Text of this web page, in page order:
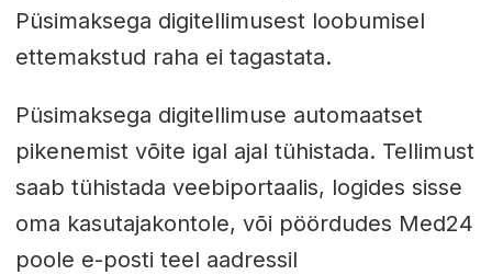
Püsimaksega digitellimusest loobumisel
ettemakstud raha ei tagastata.
Püsimaksega digitellimuse automaatset
pikenemist võite igal ajal tühistada. Tellimust
saab tühistada veebiportaalis, logides sisse
oma kasutajakontole, või pöördudes Med24
poole e-posti teel aadressil